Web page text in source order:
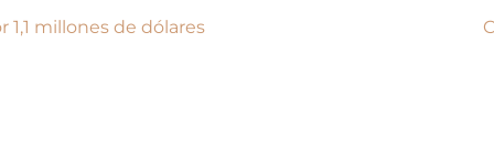
1,1 millones de dólares